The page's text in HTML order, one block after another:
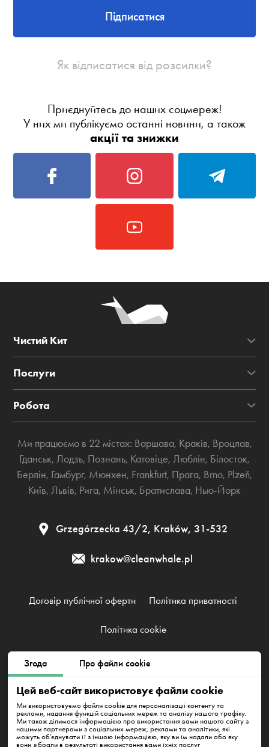
Згода Про файли cookie
Цей веб-сайт використовує файли cookie
Ми використовуємо файли cookie для персоналізації контенту та
реклами, надання функцій соціальних мереж та аналізу нашого трафіку.
Ми також ділимося інформацією про використання вами нашого сайту з
нашими партнерами з соціальних мереж, реклами та аналітики, які
можуть об'єднувати її з іншою інформацією, яку ви їм надали або яку
вони зібрали в результаті використання вами їхніх послуг
Підписатися
Як відписатися від розсилки?
Приєднуйтесь до наших соцмереж!
У них ми публікуємо останні новини, а також
акції та знижки
Чистий Кит
Послуги
Робота
Ми працюємо в 22 містах: Варшава, Краків, Вроцлав,
Гданськ, Лодзь, Познань, Катовіце, Люблін, Білосток,
Берлін, Гамбург, Мюнхен, Frankfurt, Прага, Brno, Plzeň,
Київ, Львів, Рига, Мінськ, Братислава, Нью-Йорк
Grzegórzecka 43/2, Kraków, 31-532
krakow@cleanwhale.pl
Договір публічної оферти Політика приватності
Політика cookie
Clean Whale Sp. z o.o., KRS 0000868230, NIP: 6751738063,
REGON: 38745511400000
Grzegórzecka 43/2, Kraków, 31-532